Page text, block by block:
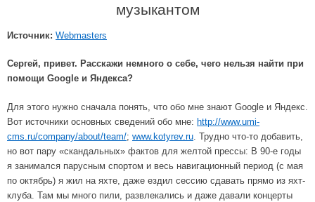
музыкантом
Источник: Webmasters
Сергей, привет. Расскажи немного о себе, чего нельзя найти при
помощи Google и Яндекса?
Для этого нужно сначала понять, что обо мне знают Google и Яндекс.
Вот источники основных сведений обо мне: http://www.umi-
cms.ru/company/about/team/; www.kotyrev.ru. Трудно что-то добавить,
но вот пару «скандальных» фактов для желтой прессы: В 90-е годы
я занимался парусным спортом и весь навигационный период (с мая
по октябрь) я жил на яхте, даже ездил сессию сдавать прямо из яхт-
клуба. Там мы много пили, развлекались и даже давали концерты